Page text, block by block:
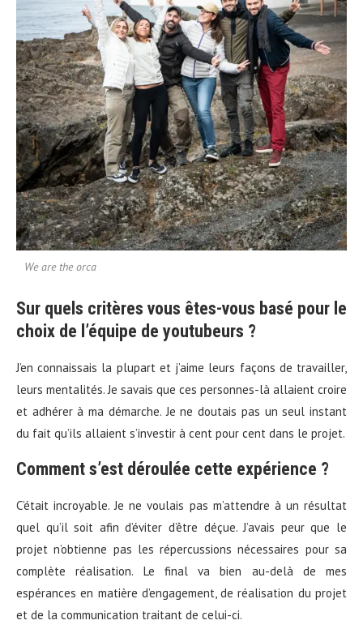
We are the orca
Sur quels critères vous êtes-vous basé pour le
choix de l’équipe de youtubeurs ?
J’en connaissais la plupart et j’aime leurs façons de travailler,
leurs mentalités. Je savais que ces personnes-là allaient croire
et adhérer à ma démarche. Je ne doutais pas un seul instant
du fait qu’ils allaient s’investir à cent pour cent dans le projet.
Comment s’est déroulée cette expérience ?
C’était incroyable. Je ne voulais pas m’attendre à un résultat
quel qu’il soit afin d’éviter d’être déçue. J’avais peur que le
projet n’obtienne pas les répercussions nécessaires pour sa
complète réalisation. Le final va bien au-delà de mes
espérances en matière d’engagement, de réalisation du projet
et de la communication traitant de celui-ci.